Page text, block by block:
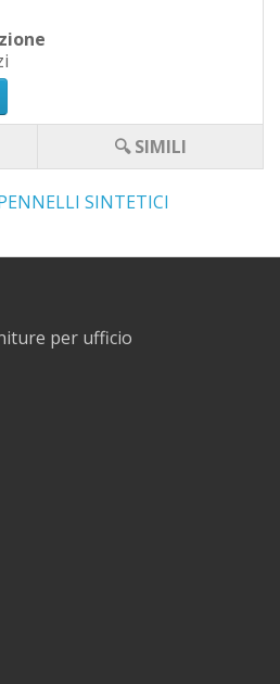
🔍 SIMILI
SINTETICI
per ufficio